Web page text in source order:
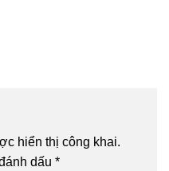
hiển thị công khai.
dấu *